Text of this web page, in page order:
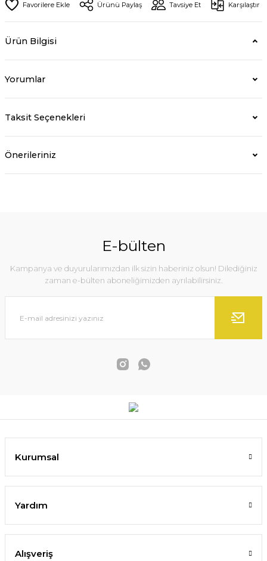
Ürünü Paylaş Tavsiye Et Karşılaştır
Ürün Bilgisi
Yorumlar
Taksit Seçenekleri
Önerileriniz
E-bülten
Kampanya ve duyurularımızdan ilk sizin haberiniz olsun! Dilediğiniz
zaman e-bülten aboneliğimizden ayrılabilirsiniz.
Kurumsal
Yardım
Alışveriş